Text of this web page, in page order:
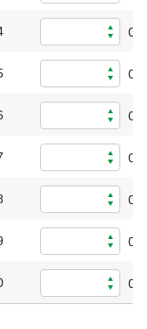
0
0
0
0
0
0
0